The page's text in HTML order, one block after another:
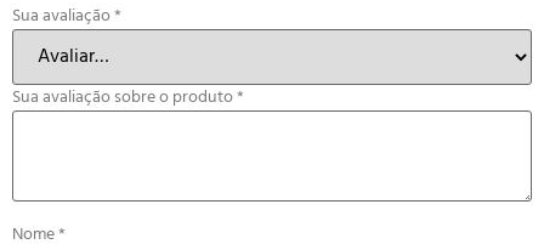
Sua avaliação*
Sua avaliação sobre o produto*
Nome*